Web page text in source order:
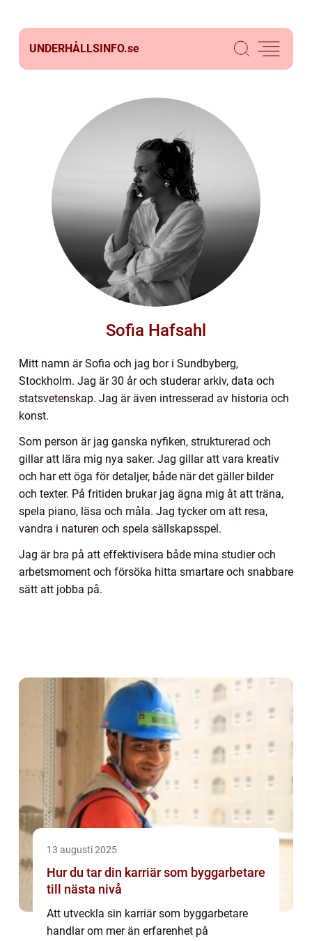
UNDERHÅLLSINFO.se
Sofia Hafsahl
Mitt namn är Sofia och jag bor i Sundbyberg,
Stockholm. Jag är 30 år och studerar arkiv, data och
statsvetenskap. Jag är även intresserad av historia och
konst.
Som person är jag ganska nyfiken, strukturerad och
gillar att lära mig nya saker. Jag gillar att vara kreativ
och har ett öga för detaljer, både när det gäller bilder
och texter. På fritiden brukar jag ägna mig åt att träna,
spela piano, läsa och måla. Jag tycker om att resa,
vandra i naturen och spela sällskapsspel.
Jag är bra på att effektivisera både mina studier och
arbetsmoment och försöka hitta smartare och snabbare
sätt att jobba på.
13 augusti 2025
Hur du tar din karriär som byggarbetare
till nästa nivå
Att utveckla sin karriär som byggarbetare
handlar om mer än erfarenhet på